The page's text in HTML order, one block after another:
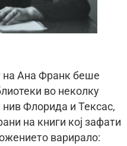
на Ана Франк беше
во неколку
Флорида и Тексас,
на книги кој зафати
варирало: